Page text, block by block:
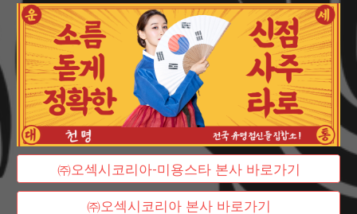
㈜오섹시코리아-미용스타 본사 바로가기
㈜오섹시코리아 본사 바로가기